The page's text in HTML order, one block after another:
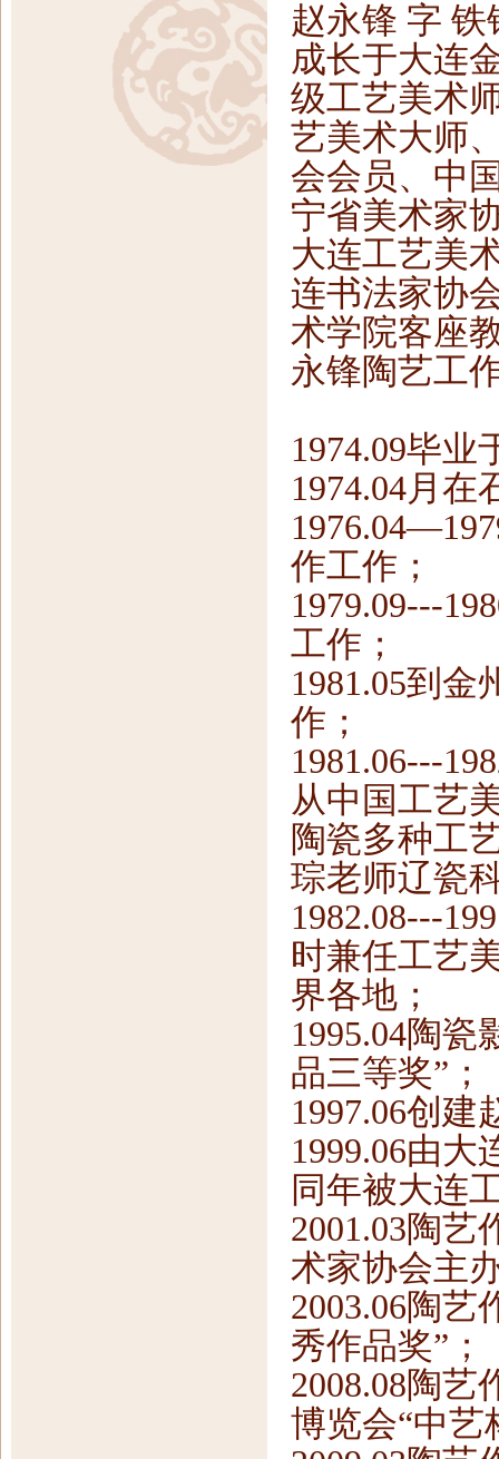
赵永锋 字 铁
成长于大连
级工艺美术
艺美术大师
会会员、中
宁省美术家
大连工艺美
连书法家协
术学院客座
永锋陶艺工
1974.09毕业
1974.04月
作工作；
1979.09---
工作；
1981.05到
作；
1981.06---
从中国工艺
陶瓷多种工
琮老师辽瓷
1982.08---
时兼任工艺
界各地；
1995.04陶
品三等奖”；
1997.06创建
1999.06由
同年被大连
2001.03陶艺
术家协会主
2003.06陶艺
秀作品奖”；
2008.08陶艺
博览会“中艺